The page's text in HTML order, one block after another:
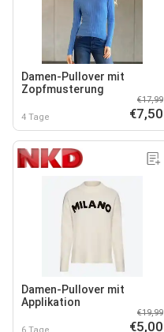
Damen-Pullover mit
Zopfmusterung
4 Tage
€17,99
€7,50
Damen-Pullover mit
Applikation
6 Tage
€19,99
€5,00